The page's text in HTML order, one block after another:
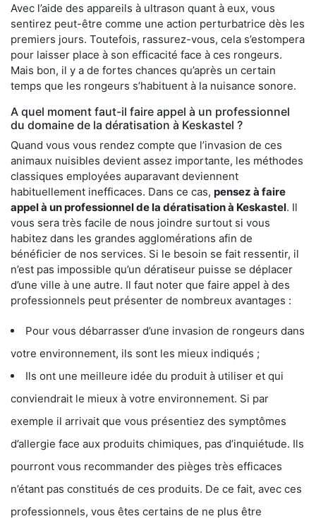
Avec l’aide des appareils à ultrason quant à eux, vous
sentirez peut-être comme une action perturbatrice dès les
premiers jours. Toutefois, rassurez-vous, cela s’estompera
pour laisser place à son efficacité face à ces rongeurs.
Mais bon, il y a de fortes chances qu’après un certain
temps que les rongeurs s’habituent à la nuisance sonore.
A quel moment faut-il faire appel à un professionnel
du domaine de la dératisation à Keskastel ?
Quand vous vous rendez compte que l’invasion de ces
animaux nuisibles devient assez importante, les méthodes
classiques employées auparavant deviennent
habituellement inefficaces. Dans ce cas, pensez à faire
appel à un professionnel de la dératisation à Keskastel. Il
vous sera très facile de nous joindre surtout si vous
habitez dans les grandes agglomérations afin de
bénéficier de nos services. Si le besoin se fait ressentir, il
n’est pas impossible qu’un dératiseur puisse se déplacer
d’une ville à une autre. Il faut noter que faire appel à des
professionnels peut présenter de nombreux avantages :
Pour vous débarrasser d’une invasion de rongeurs dans
votre environnement, ils sont les mieux indiqués ;
Ils ont une meilleure idée du produit à utiliser et qui
conviendrait le mieux à votre environnement. Si par
exemple il arrivait que vous présentiez des symptômes
d’allergie face aux produits chimiques, pas d’inquiétude. Ils
pourront vous recommander des pièges très efficaces
n’étant pas constitués de ces produits. De ce fait, avec ces
professionnels, vous êtes certains de ne plus être